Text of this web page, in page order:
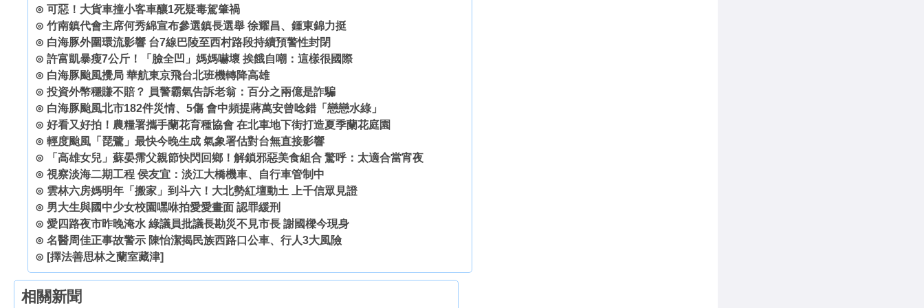
⊙ 可惡！大貨車撞小客車釀1死疑毒駕肇禍
⊙ 竹南鎮代會主席何秀綿宣布參選鎮長選舉 徐耀昌、鍾東錦力挺
⊙ 白海豚外圍環流影響 台7線巴陵至西村路段持續預警性封閉
⊙ 許富凱暴瘦7公斤！「臉全凹」媽媽嚇壞 挨餓自嘲：這樣很國際
⊙ 白海豚颱風攪局 華航東京飛台北班機轉降高雄
⊙ 投資外幣穩賺不賠？ 員警霸氣告訴老翁：百分之兩億是詐騙
⊙ 白海豚颱風北市182件災情、5傷 會中頻提蔣萬安曾唸錯「戀戀水綠」
⊙ 好看又好拍！農糧署攜手蘭花育種協會 在北車地下街打造夏季蘭花庭園
⊙ 輕度颱風「琵鷺」最快今晚生成 氣象署估對台無直接影響
⊙
「高雄女兒」蘇晏霈父親節快閃回鄉！解鎖邪惡美食組合 驚呼：太適合當宵夜
⊙ 視察淡海二期工程 侯友宜：淡江大橋機車、自行車管制中
⊙ 雲林六房媽明年「搬家」到斗六！大北勢紅壇動土 上千信眾見證
⊙ 男大生與國中少女校園嘿咻拍愛愛畫面 認罪緩刑
⊙ 愛四路夜市昨晚淹水 綠議員批議長勘災不見市長 謝國樑今現身
⊙ 名醫周佳正事故警示 陳怡潔揭民族西路口公車、行人3大風險
⊙ [擇法善思林之蘭室藏津]
相關新聞